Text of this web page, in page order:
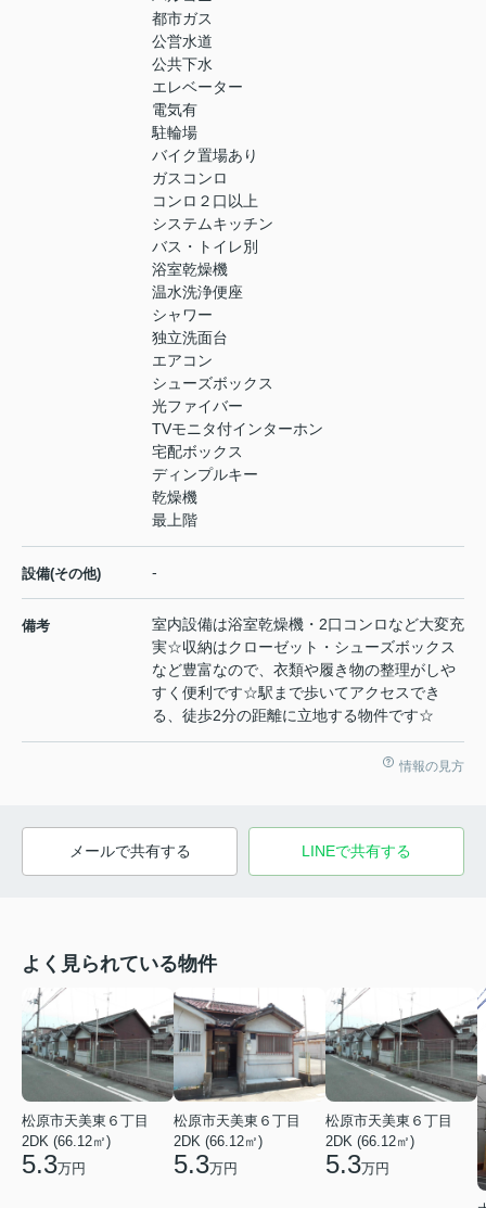
都市ガス
公営水道
公共下水
エレベーター
電気有
駐輪場
バイク置場あり
ガスコンロ
コンロ２口以上
システムキッチン
バス・トイレ別
浴室乾燥機
温水洗浄便座
シャワー
独立洗面台
エアコン
シューズボックス
光ファイバー
TVモニタ付インターホン
宅配ボックス
ディンプルキー
乾燥機
最上階
設備(その他) -
備考
室内設備は浴室乾燥機・2口コンロなど大変充
実☆収納はクローゼット・シューズボックス
など豊富なので、衣類や履き物の整理がしや
すく便利です☆駅まで歩いてアクセスでき
る、徒歩2分の距離に立地する物件です☆
情報の見方
メールで共有する LINEで共有する
よく見られている物件
松原市天美東６丁目
2DK (66.12㎡)
5.3万円
松原市天美東６丁目
2DK (66.12㎡)
5.3万円
松原市天美東６丁目
2DK (66.12㎡)
5.3万円